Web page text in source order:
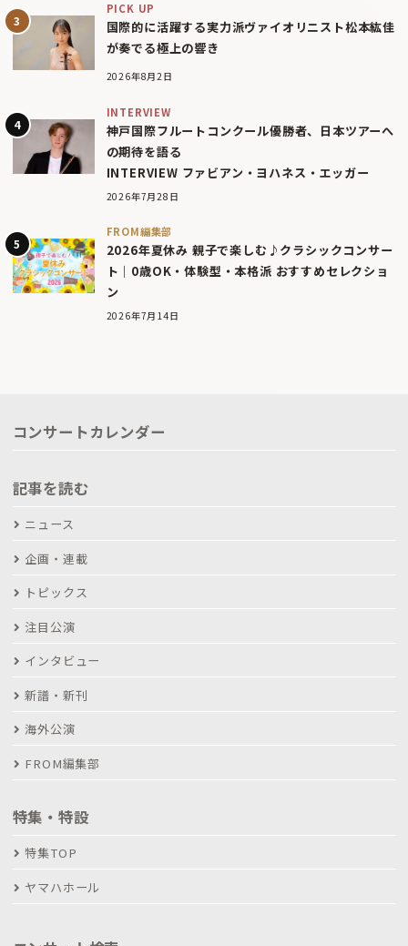
PICK UP
国際的に活躍する実力派ヴァイオリニスト松本紘佳
が奏でる極上の響き
2026年8月2日
INTERVIEW
神戸国際フルートコンクール優勝者、日本ツアーへ
の期待を語る
INTERVIEW ファビアン・ヨハネス・エッガー
2026年7月28日
FROM編集部
2026年夏休み 親子で楽しむ♪クラシックコンサー
ト｜0歳OK・体験型・本格派 おすすめセレクショ
ン
2026年7月14日
コンサートカレンダー
記事を読む
ニュース
企画・連載
トピックス
注目公演
インタビュー
新譜・新刊
海外公演
FROM編集部
特集・特設
特集TOP
ヤマハホール